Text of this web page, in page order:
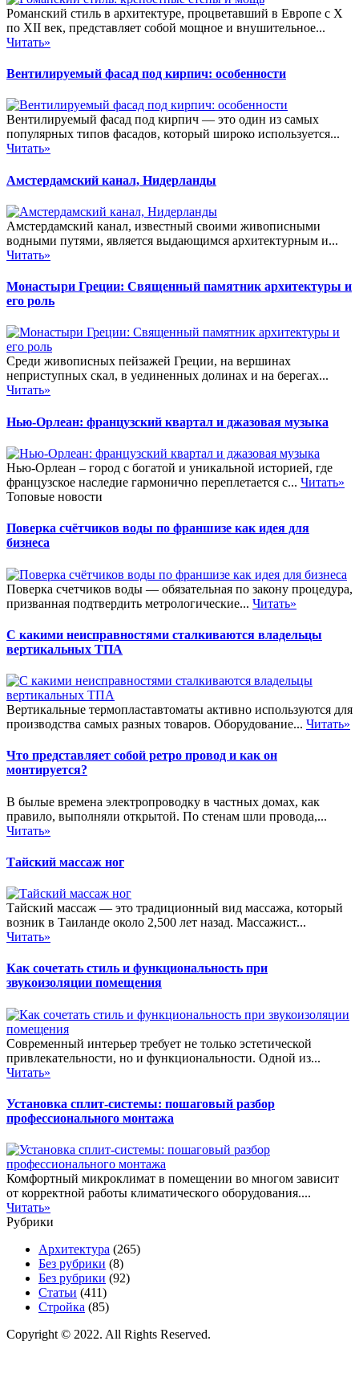
Романский стиль в архитектуре, процветавший в Европе с X
по XII век, представляет собой мощное и внушительное...
Читать»
Вентилируемый фасад под кирпич: особенности
Вентилируемый фасад под кирпич — это один из самых
популярных типов фасадов, который широко используется...
Читать»
Амстердамский канал, Нидерланды
Амстердамский канал, известный своими живописными
водными путями, является выдающимся архитектурным и...
Читать»
Монастыри Греции: Священный памятник архитектуры и
его роль
Среди живописных пейзажей Греции, на вершинах
неприступных скал, в уединенных долинах и на берегах...
Читать»
Нью-Орлеан: французский квартал и джазовая музыка
Нью-Орлеан – город с богатой и уникальной историей, где
французское наследие гармонично переплетается с... Читать»
Топовые новости
Поверка счётчиков воды по франшизе как идея для
бизнеса
Поверка счетчиков воды — обязательная по закону процедура,
призванная подтвердить метрологические... Читать»
С какими неисправностями сталкиваются владельцы
вертикальных ТПА
Вертикальные термопластавтоматы активно используются для
производства самых разных товаров. Оборудование... Читать»
Что представляет собой ретро провод и как он
монтируется?
В былые времена электропроводку в частных домах, как
правило, выполняли открытой. По стенам шли провода,...
Читать»
Тайский массаж ног
Тайский массаж — это традиционный вид массажа, который
возник в Таиланде около 2,500 лет назад. Массажист...
Читать»
Как сочетать стиль и функциональность при
звукоизоляции помещения
Современный интерьер требует не только эстетической
привлекательности, но и функциональности. Одной из...
Читать»
Установка сплит-системы: пошаговый разбор
профессионального монтажа
Комфортный микроклимат в помещении во многом зависит
от корректной работы климатического оборудования....
Читать»
Рубрики
Архитектура (265)
Без рубрики (8)
Без рубрики (92)
Статьи (411)
Стройка (85)
Copyright © 2022. All Rights Reserved.